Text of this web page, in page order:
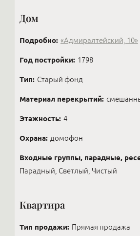
Дом
Подробно: «Адмиралтейский, 10»
Год постройки: 1798
Тип: Старый фонд
Материал перекрытий:
Этажность: 4
Охрана: домофон
Входные группы, парадные,
Парадный, Светлый, Чистый
Квартира
Тип продажи: Прямая продажа